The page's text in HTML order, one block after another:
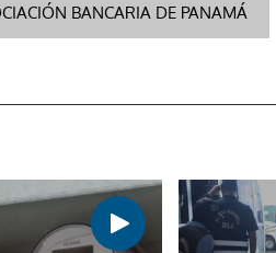
BANCARIA DE PANAMÁ